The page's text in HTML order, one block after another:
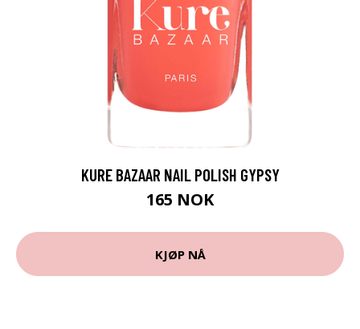
KURE BAZAAR NAIL POLISH GYPSY
165 NOK
KJØP NÅ